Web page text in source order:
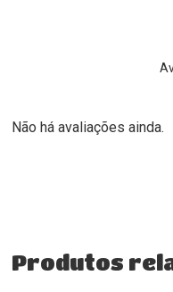
Não há avaliações ainda.
Produtos